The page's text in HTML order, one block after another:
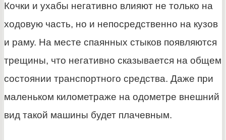
Кочки и ухабы негативно влияют не только на
ходовую часть, но и непосредственно на кузов
и раму. На месте спаянных стыков появляются
трещины, что негативно сказывается на общем
состоянии транспортного средства. Даже при
маленьком километраже на одометре внешний
вид такой машины будет плачевным.